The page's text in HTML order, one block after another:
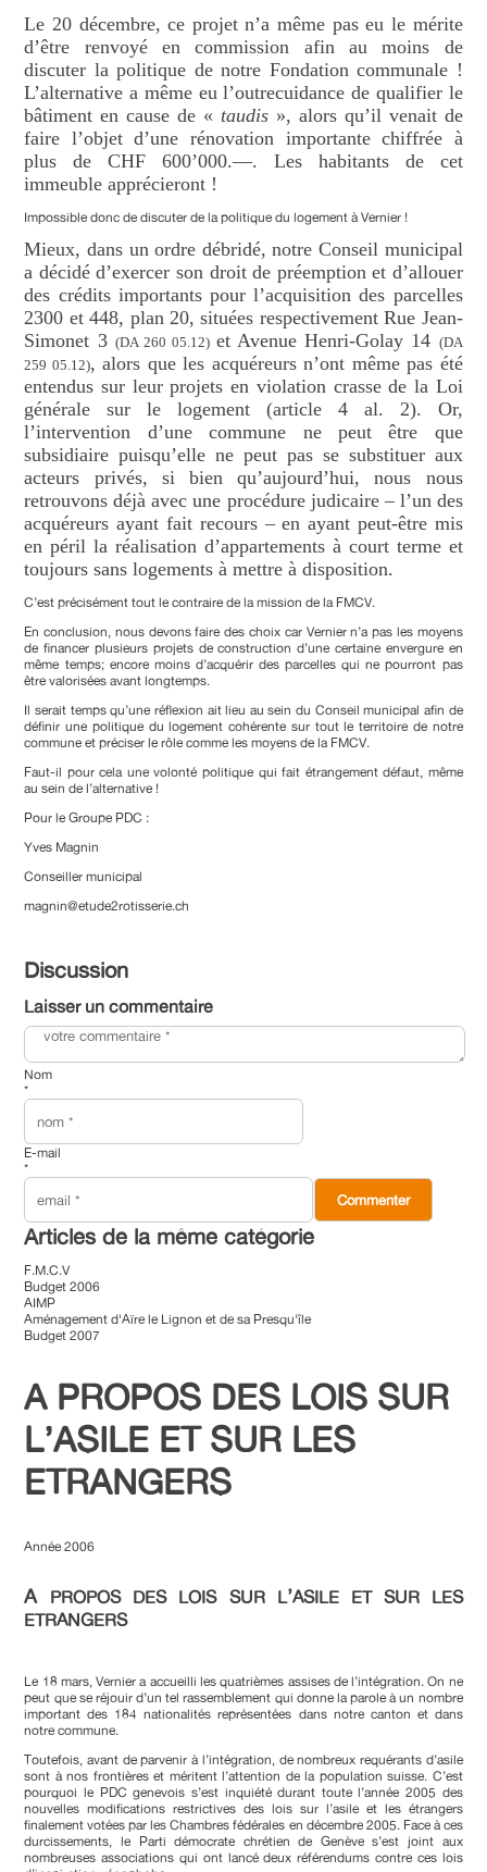
Le 20 décembre, ce projet n’a même pas eu le mérite
d’être renvoyé en commission afin au moins de
discuter la politique de notre Fondation communale !
L’alternative a même eu l’outrecuidance de qualifier le
bâtiment en cause de « taudis », alors qu’il venait de
faire l’objet d’une rénovation importante chiffrée à
plus de CHF 600’000.—. Les habitants de cet
immeuble apprécieront !
Impossible donc de discuter de la politique du logement à Vernier !
Mieux, dans un ordre débridé, notre Conseil municipal
a décidé d’exercer son droit de préemption et d’allouer
des crédits importants pour l’acquisition des parcelles
2300 et 448, plan 20, situées respectivement Rue Jean-
Simonet 3 (DA 260 05.12) et Avenue Henri-Golay 14 (DA
259 05.12), alors que les acquéreurs n’ont même pas été
entendus sur leur projets en violation crasse de la Loi
générale sur le logement (article 4 al. 2). Or,
l’intervention d’une commune ne peut être que
subsidiaire puisqu’elle ne peut pas se substituer aux
acteurs privés, si bien qu’aujourd’hui, nous nous
retrouvons déjà avec une procédure judicaire – l’un des
acquéreurs ayant fait recours – en ayant peut-être mis
en péril la réalisation d’appartements à court terme et
toujours sans logements à mettre à disposition.
C’est précisément tout le contraire de la mission de la FMCV.
En conclusion, nous devons faire des choix car Vernier n’a pas les moyens
de financer plusieurs projets de construction d’une certaine envergure en
même temps; encore moins d’acquérir des parcelles qui ne pourront pas
être valorisées avant longtemps.
Il serait temps qu’une réflexion ait lieu au sein du Conseil municipal afin de
définir une politique du logement cohérente sur tout le territoire de notre
commune et préciser le rôle comme les moyens de la FMCV.
Faut-il pour cela une volonté politique qui fait étrangement défaut, même
au sein de l’alternative !
Pour le Groupe PDC :
Yves Magnin
Conseiller municipal
magnin@etude2rotisserie.ch
Discussion
Laisser un commentaire
Nom
*
E-mail
*
Articles de la même catégorie
F.M.C.V
Budget 2006
AIMP
Aménagement d'Aïre le Lignon et de sa Presqu'île
Budget 2007
A PROPOS DES LOIS SUR
L’ASILE ET SUR LES
ETRANGERS
Année 2006
A PROPOS DES LOIS SUR L’ASILE ET SUR LES
ETRANGERS
Le 18 mars, Vernier a accueilli les quatrièmes assises de l’intégration. On ne
peut que se réjouir d’un tel rassemblement qui donne la parole à un nombre
important des 184 nationalités représentées dans notre canton et dans
notre commune.
Toutefois, avant de parvenir à l’intégration, de nombreux requérants d’asile
sont à nos frontières et méritent l’attention de la population suisse. C’est
pourquoi le PDC genevois s’est inquiété durant toute l’année 2005 des
nouvelles modifications restrictives des lois sur l’asile et les étrangers
finalement votées par les Chambres fédérales en décembre 2005. Face à ces
durcissements, le Parti démocrate chrétien de Genève s’est joint aux
nombreuses associations qui ont lancé deux référendums contre ces lois